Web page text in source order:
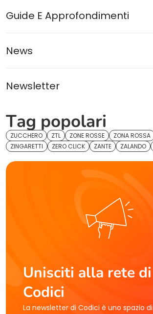
Guide E Approfondimenti
News
Newsletter
Tag popolari
ZUCCHERO ZTL ZONE ROSSE ZONA ROSSA
ZINGARETTI
ZERO CLICK ZANTE ZALANDO
Unisciti alla rete di
Codici
La newsletter di Codici è uno spazio di